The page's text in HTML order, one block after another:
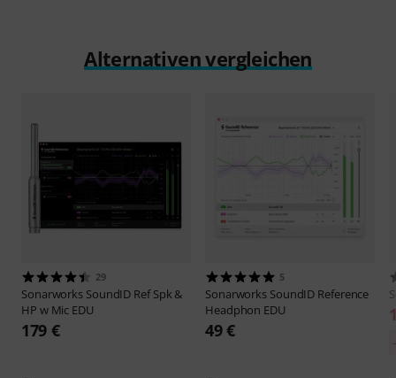
Alternativen vergleichen
29
Sonarworks SoundID Ref Spk &
HP w Mic EDU
179 €
5
Sonarworks SoundID Reference
Headphon EDU
49 €